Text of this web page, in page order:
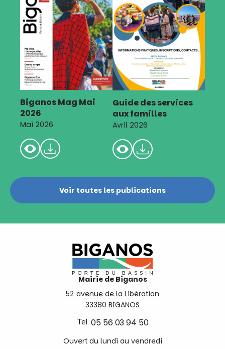
Biganos Mag Mai
2026
Mai 2026
Guide des services
aux familles
Avril 2026
Voir toutes les publications
Mairie de Biganos
52 avenue de la Libération
33380 BIGANOS
Tel. 05 56 03 94 50
Ouvert du lundi au vendredi